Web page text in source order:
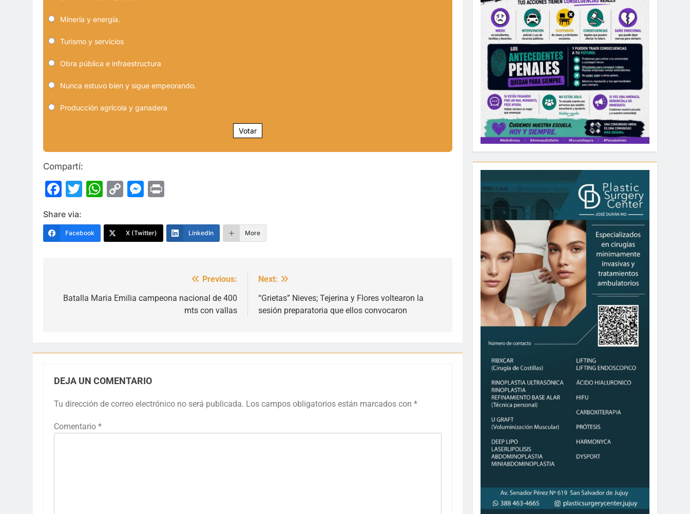
Minería y energía.
Turismo y servicios
Obra pública e infraestructura
Nunca estuvo bien y sigue empeorando.
Producción agrícola y ganadera
Votar
Compartí:
Facebook
Twitter
WhatsApp
CopyMessenger
Share via:
Facebook X (Twitter) LinkedIn More
de
Previous:
Batalla Maria Emilia campeona nacional de 400
mts con vallas
Next:
“Grietas” Nieves; Tejerina y Flores voltearon la
sesión preparatoria que ellos convocaron
DEJA UN COMENTARIO
Tu dirección de correo electrónico no será publicada. Los campos obligatorios están marcados con *
Comentario *